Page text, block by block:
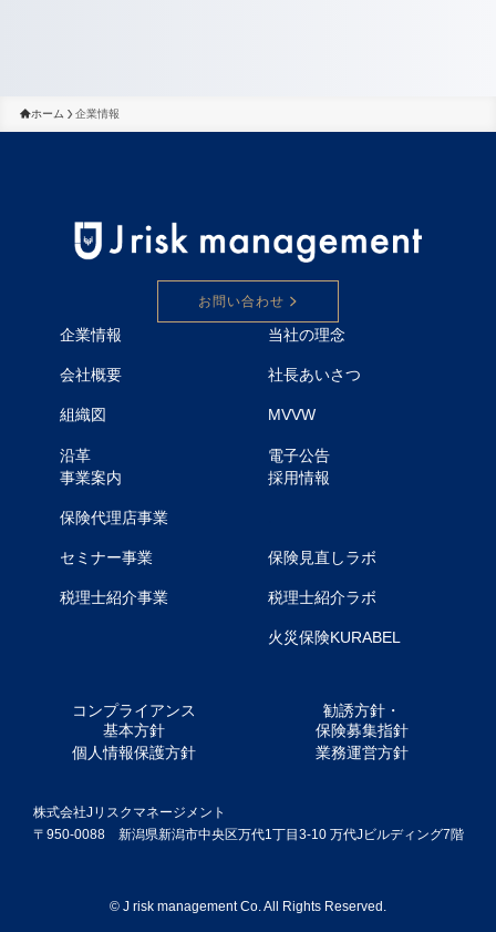
ホーム 企業情報
お問い合わせ
企業情報
会社概要
組織図
沿革
当社の理念
社長あいさつ
MVVW
電子公告
事業案内
保険代理店事業
セミナー事業
税理士紹介事業
採用情報
保険見直しラボ
税理士紹介ラボ
火災保険KURABEL
コンプライアンス
基本方針
勧誘方針・
保険募集指針
個人情報保護方針
業務運営方針
株式会社Jリスクマネージメント
〒950-0088 新潟県新潟市中央区万代1丁目3-10 万代Jビルディング7階
© J risk management Co. All Rights Reserved.